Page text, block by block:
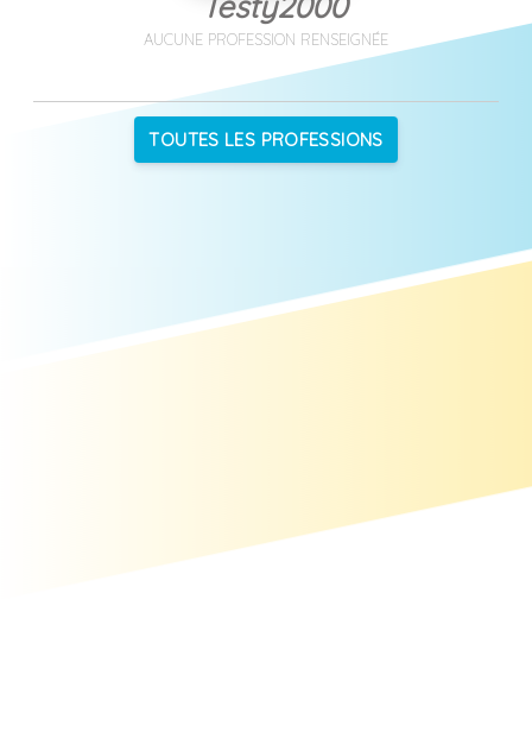
AUCUNE PROFESSION RENSEIGNÉE
TOUTES LES PROFESSIONS